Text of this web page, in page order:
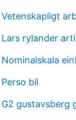
Vetenskapligt
Lars rylander
Nominalskala
Perso bil
G2 gustavsberg